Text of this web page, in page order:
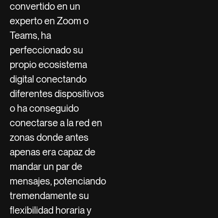
convertido en un
experto en Zoom o
Teams, ha
perfeccionado su
propio ecosistema
digital conectando
diferentes dispositivos
o ha conseguido
conectarse a la red en
zonas donde antes
apenas era capaz de
mandar un par de
mensajes, potenciando
tremendamente su
flexibilidad horaria y